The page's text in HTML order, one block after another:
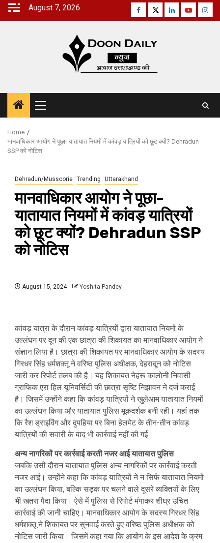
Skip
August 7, 2026 Facebook
TwitterLinkedinYoutube
Primary
Menu
Home
मानवाधिकार आयोग ने पूछा- यातायात नियमों में कांवड़ यात्रियों को छूट क्यों? Dehradun
SSP को नोटिस
Dehradun/Mussoorie Trending Uttarakhand
मानवाधिकार आयोग ने पूछा-
यातायात नियमों में कांवड़ यात्रियों
को छूट क्यों? Dehradun SSP
को नोटिस
August 15, 2024 Yoshita Pandey
कांवड़ यात्रा के दौरान कांवड़ यात्रियों द्वारा यातायात नियमों के
उल्लंघन पर दून की एक छात्रा की शिकायत का मानवाधिकार आयोग ने
संज्ञान लिया है। छात्रा की शिकायत पर मानवाधिकार आयोग के सदस्य
गिरधर सिंह धर्मशक्तू ने वरिष्ठ पुलिस अधीक्षक, देहरादून को नोटिस
जारी कर रिपोर्ट तलब की है। यह शिकायत नेहरू कालोनी निवासी
ग्राफिक एरा हिल यूनिवर्सिटी की छात्रा सृष्टि निझावन ने दर्ज कराई
है। जिसमें उन्होंने कहा कि कांवड़ यात्रियों ने खुलेआम यातायात नियमों
का उल्लंघन किया और यातायात पुलिस मूकदर्शक बनी रही। यहां तक
कि रैश ड्राइविंग और दुपहिया पर बिना हेलमेट के तीन-तीन कांवड़
यात्रियों की सवारी के बाद भी कार्रवाई नहीं की गई।
अन्य नागरिकों पर कार्रवाई करती नजर आई यातायात पुलिस
जबकि उसी दौरान यातायात पुलिस अन्य नागरिकों पर कार्रवाई करती
नजर आई। उन्होंने कहा कि कांवड़ यात्रियों ने न सिर्फ यातायात नियमों
का उल्लंघन किया, बल्कि सड़क पर चलने वाले दूसरे व्यक्तियों के लिए
भी खतरा पैदा किया। ऐसे में पुलिस से रिपोर्ट मंगाकर शीघ्र उचित
कार्रवाई की जानी चाहिए। मानवाधिकार आयोग के सदस्य गिरधर सिंह
धर्मशक्तू ने शिकायत पर सुनवाई करते हुए वरिष्ठ पुलिस अधीक्षक को
नोटिस जारी किया। जिसमें कहा गया कि आयोग के इस आदेश के क्रम